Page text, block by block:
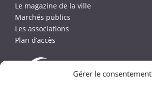
Gérer le consentement
Le magazine de la ville
Marchés publics
Les associations
Plan d’accès